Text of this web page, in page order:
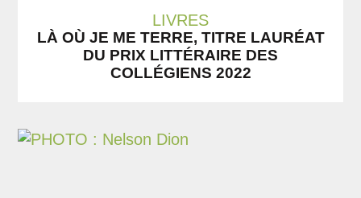
LIVRES
LÀ OÙ JE ME TERRE, TITRE LAURÉAT
DU PRIX LITTÉRAIRE DES
COLLÉGIENS 2022